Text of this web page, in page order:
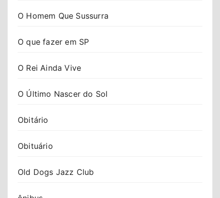
O Homem Que Sussurra
O que fazer em SP
O Rei Ainda Vive
O Último Nascer do Sol
Obitário
Obituário
Old Dogs Jazz Club